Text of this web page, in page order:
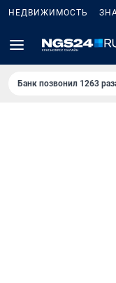
НЕДВИЖИМОСТЬ
Банк позвонил 1263